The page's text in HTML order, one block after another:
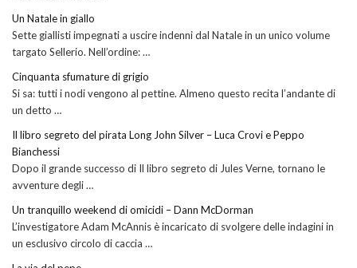
Un Natale in giallo
Sette giallisti impegnati a uscire indenni dal Natale in un unico volume
targato Sellerio. Nell’ordine: …
Cinquanta sfumature di grigio
Si sa: tutti i nodi vengono al pettine. Almeno questo recita l’andante di
un detto …
Il libro segreto del pirata Long John Silver – Luca Crovi e Peppo
Bianchessi
Dopo il grande successo di Il libro segreto di Jules Verne, tornano le
avventure degli …
Un tranquillo weekend di omicidi – Dann McDorman
L’investigatore Adam McAnnis è incaricato di svolgere delle indagini in
un esclusivo circolo di caccia …